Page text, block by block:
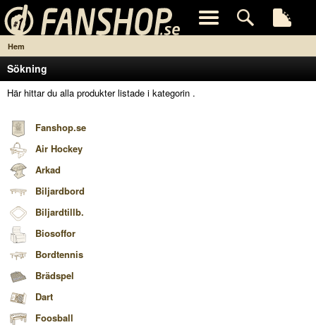
Hem
Sökning
Här hittar du alla produkter listade i kategorin .
Fanshop.se
Air Hockey
Arkad
Biljardbord
Biljardtillb.
Biosoffor
Bordtennis
Brädspel
Dart
Foosball